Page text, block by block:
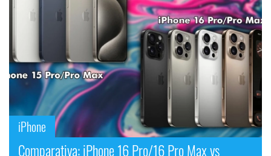
iPhone
Comparativa: iPhone 16 Pro/16 Pro Max vs